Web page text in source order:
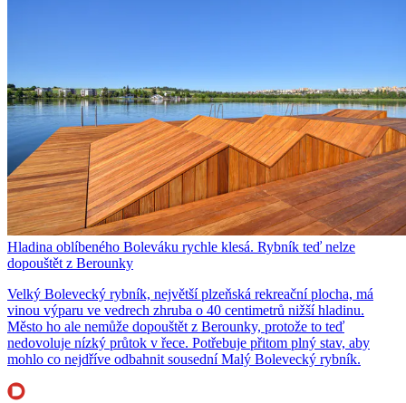
Hladina oblíbeného Boleváku rychle klesá. Rybník teď nelze
dopouštět z Berounky
Velký Bolevecký rybník, největší plzeňská rekreační plocha, má
vinou výparu ve vedrech zhruba o 40 centimetrů nižší hladinu.
Město ho ale nemůže dopouštět z Berounky, protože to teď
nedovoluje nízký průtok v řece. Potřebuje přitom plný stav, aby
mohlo co nejdříve odbahnit sousední Malý Bolevecký rybník.